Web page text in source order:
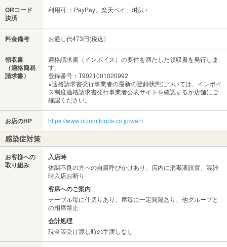
QRコード
決済
利用可 ：PayPay、楽天ペイ、d払い
料金備考 お通し代473円(税込）
領収書
（適格簡易
請求書）
適格請求書（インボイス）の要件を満たした領収書を発行しま
す。
登録番号：T9021001020992
※適格請求書発行事業者の最新の登録状態については、インボイ
ス制度適格請求書発行事業者公表サイトを確認するか店舗にご
確認ください。
お店のHP https://www.oizumifoods.co.jp/wan/
感染症対策
お客様への
取り組み
入店時
体調不良の方への自粛呼びかけあり、店内に消毒液設置、混雑
時入店お断り
客席へのご案内
テーブル毎に仕切りあり、席毎に一定間隔あり、他グループと
の相席禁止
会計処理
現金等受け渡し時の手渡しなし